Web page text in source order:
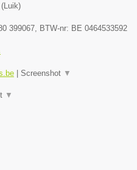
(Luik)
399067 , BTW-nr: BE 0464533592
| Screenshot ▼
▼